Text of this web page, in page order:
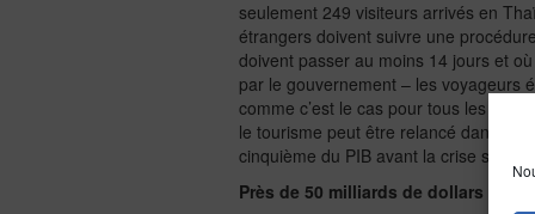
seulement 249 visiteurs arrivés en
étrangers doivent suivre une
doivent passer au moins 14 jours et
par le gouvernement – les voyageurs
comme c’est le cas pour tous les
le tourisme peut être relancé dans le
cinquième du PIB avant la crise
Près de 50 milliards de dollars de